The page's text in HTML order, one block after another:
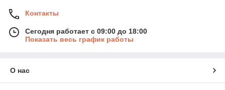
Контакты
Сегодня работает с 09:00 до 18:00
Показать весь график работы
О нас